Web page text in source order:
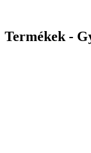
Termékek -